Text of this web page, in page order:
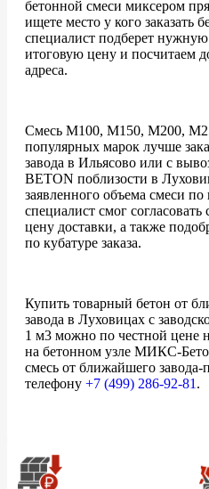
бетонной смеси миксером
ищете место у кого заказать
специалист подберет
итоговую цену и посчитаем
адреса.
Смесь М100, М150, М200,
популярных марок лучше
завода в Ильясово или с
BETON поблизости в
заявленного объема смеси
специалист смог
цену доставки, а также
по кубатуре заказа.
Купить товарный бетон от
завода в Луховицах с
1 м3 можно по честной цене
на бетонном узле МИКС-
смесь от ближайшего
телефону +7 (499) 286-92-81 .